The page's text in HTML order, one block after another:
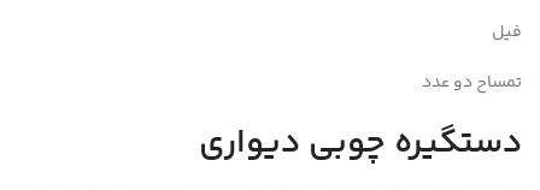
فیل
تمساح دو عدد
دستگیره چوبی دیواری